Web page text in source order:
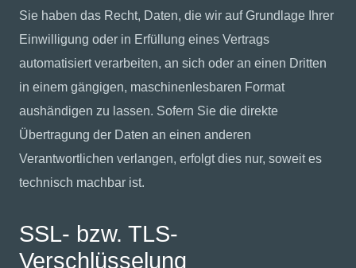
Sie haben das Recht, Daten, die wir auf Grundlage Ihrer
Einwilligung oder in Erfüllung eines Vertrags
automatisiert verarbeiten, an sich oder an einen Dritten
in einem gängigen, maschinenlesbaren Format
aushändigen zu lassen. Sofern Sie die direkte
Übertragung der Daten an einen anderen
Verantwortlichen verlangen, erfolgt dies nur, soweit es
technisch machbar ist.
SSL- bzw. TLS-
Verschlüsselung